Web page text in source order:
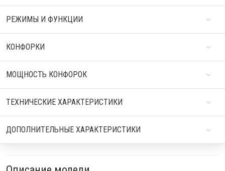
РЕЖИМЫ И ФУНКЦИИ
КОНФОРКИ
МОЩНОСТЬ КОНФОРОК
ТЕХНИЧЕСКИЕ ХАРАКТЕРИСТИКИ
ДОПОЛНИТЕЛЬНЫЕ ХАРАКТЕРИСТИКИ